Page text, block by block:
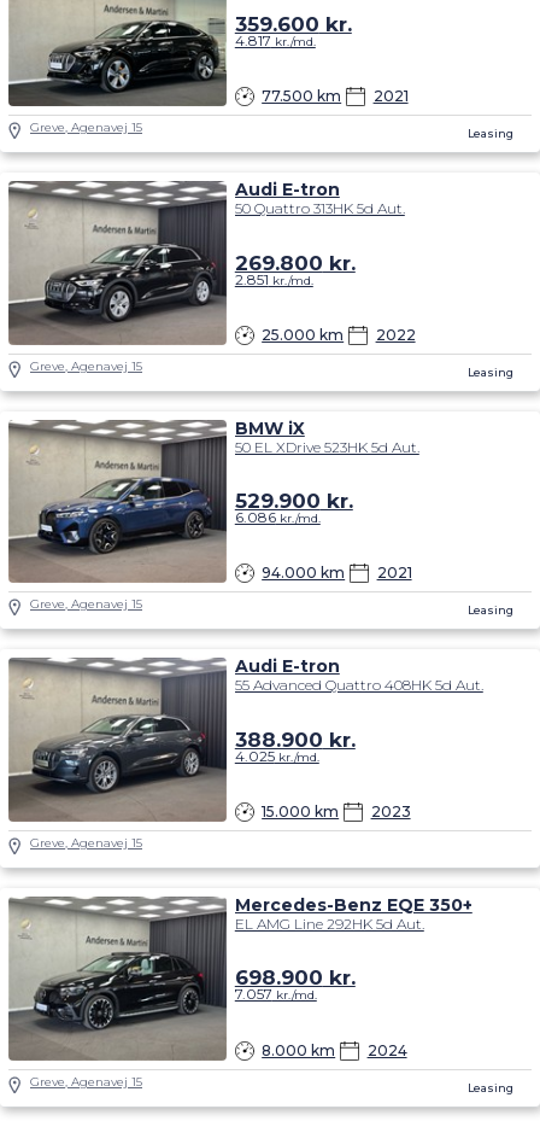
Leasing
77.500 km 2021
359.600 kr.
4.817 kr./md.
Greve, Agenavej 15
Leasing
Audi E-tron
50 Quattro 313HK 5d Aut.
25.000 km 2022
269.800 kr.
2.851 kr./md.
Greve, Agenavej 15
Leasing
BMW iX
50 EL XDrive 523HK 5d Aut.
94.000 km 2021
529.900 kr.
6.086kr./md.
Greve, Agenavej 15
Audi E-tron
55 Advanced Quattro 408HK 5d Aut.
15.000 km 2023
388.900 kr.
4.025kr./md.
Greve, Agenavej 15
Leasing
Mercedes-Benz EQE 350+
EL AMG Line 292HK 5d Aut.
8.000 km 2024
698.900 kr.
7.057 kr./md.
Greve, Agenavej 15